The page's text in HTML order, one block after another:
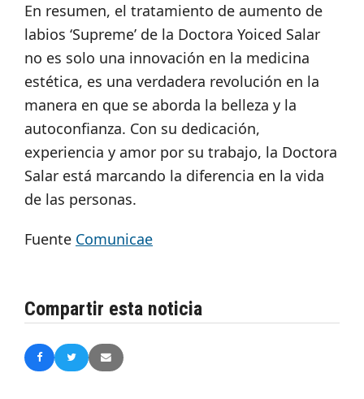
En resumen, el tratamiento de aumento de
labios ‘Supreme’ de la Doctora Yoiced Salar
no es solo una innovación en la medicina
estética, es una verdadera revolución en la
manera en que se aborda la belleza y la
autoconfianza. Con su dedicación,
experiencia y amor por su trabajo, la Doctora
Salar está marcando la diferencia en la vida
de las personas.
Fuente Comunicae
Compartir esta noticia